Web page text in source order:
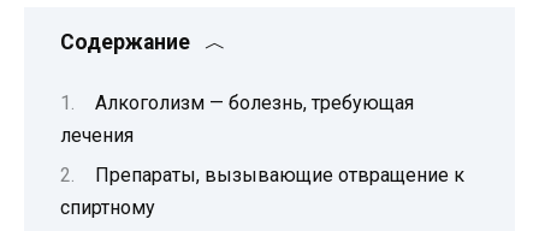
Содержание
Алкоголизм — болезнь, требующая
лечения
Препараты, вызывающие отвращение к
спиртному